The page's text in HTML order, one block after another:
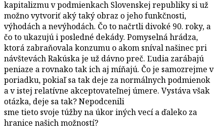
kapitalizmu v podmienkach Slovenskej republiky si už
možno vytvoriť aký taký obraz o jeho funkčnosti,
výhodách a nevýhodách. Čo to načrtli divoké 90. roky, a
čo to ukazujú i posledné dekády. Pomyselná hrádza,
ktorá zabraňovala konzumu o akom sníval našinec pri
návštevách Rakúska je už dávno preč. Ľudia zarábajú
peniaze a rovnako tak ich aj míňajú. Čo je samozrejme v
poriadku, pokiaľ sa tak deje za normálnych podmienok
a v istej relatívne akceptovateľnej úmere. Vystáva však
otázka, deje sa tak? Nepodcenili
sme tieto svoje túžby na úkor iných vecí a ďaleko za
hranice našich možností?